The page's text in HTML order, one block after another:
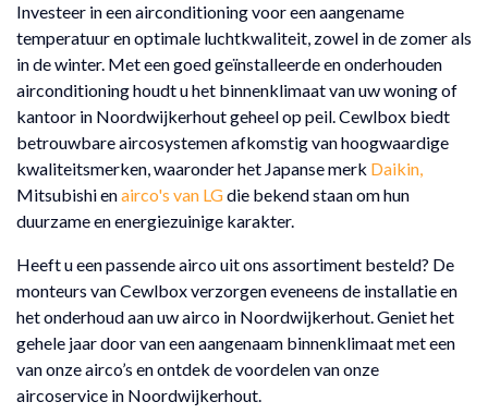
Investeer in een airconditioning voor een aangename
temperatuur en optimale luchtkwaliteit, zowel in de zomer als
in de winter. Met een goed geïnstalleerde en onderhouden
airconditioning houdt u het binnenklimaat van uw woning of
kantoor in Noordwijkerhout geheel op peil. Cewlbox biedt
betrouwbare aircosystemen afkomstig van hoogwaardige
kwaliteitsmerken, waaronder het Japanse merk Daikin,
Mitsubishi enairco's van LGdie bekend staan om hun
duurzame en energiezuinige karakter.
Heeft u een passende airco uit ons assortiment besteld? De
monteurs van Cewlbox verzorgen eveneens de installatie en
het onderhoud aan uw airco in Noordwijkerhout. Geniet het
gehele jaar door van een aangenaam binnenklimaat met een
van onze airco’s en ontdek de voordelen van onze
aircoservice in Noordwijkerhout.